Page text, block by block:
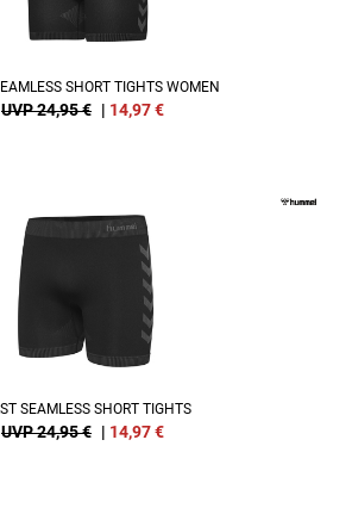
SHORT TIGHTS WOMEN
UVP 24,95 € | 14,97€
SEAMLESS SHORT TIGHTS
UVP 24,95 € | 14,97€